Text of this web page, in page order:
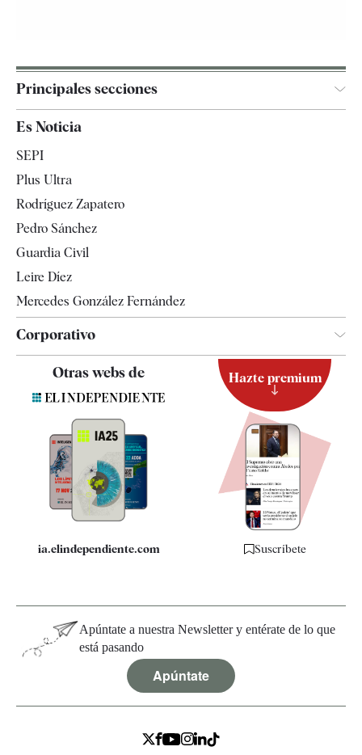
Principales secciones
España
Televisión
Es Noticia
SEPI
Plus Ultra
Rodríguez Zapatero
Pedro Sánchez
Guardia Civil
Leire Díez
Mercedes González Fernández
Corporativo
Contacto
Quiénes somos
Especificaciones
Otras webs de
ia.elindependiente.com
Hazte premium
Suscríbete
Apúntate a nuestra Newsletter y entérate de lo que
está pasando
Apúntate